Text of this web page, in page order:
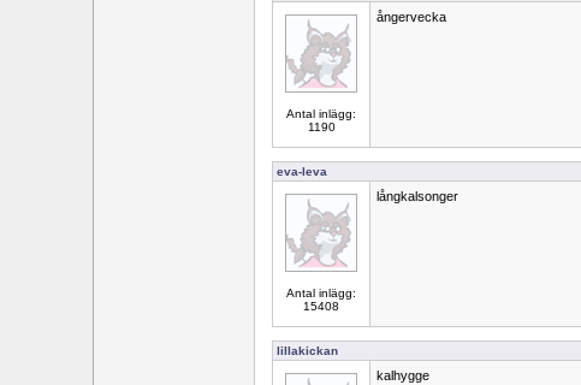
Antal inlägg:
1190
ångervecka
eva-leva
Antal inlägg:
15408
långkalsonger
lillakickan
kalhygge